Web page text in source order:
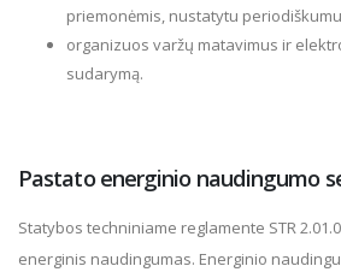
priemonėmis, nustatytu
organizuos varžų matavimus ir
sudarymą.
Pastato energinio naudingumo
Statybos techniniame reglamente STR
energinis naudingumas. Energinio